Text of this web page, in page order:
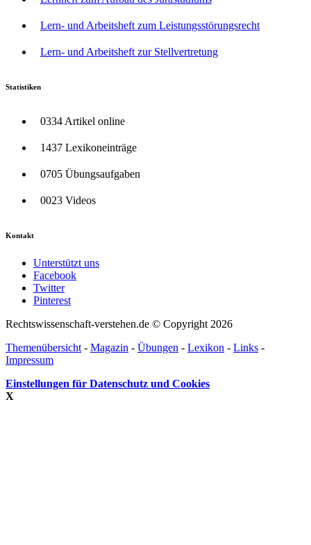
Lern- und Arbeitsheft zum Leistungsstörungsrecht
Lern- und Arbeitsheft zur Stellvertretung
Statistiken
0334 Artikel online
1437 Lexikoneinträge
0705 Übungsaufgaben
0023 Videos
Kontakt
Unterstützt uns
Facebook
Twitter
Pinterest
Rechtswissenschaft-verstehen.de © Copyright 2026
Themenübersicht - Magazin - Übungen - Lexikon - Links -
Impressum
Einstellungen für Datenschutz und Cookies
X